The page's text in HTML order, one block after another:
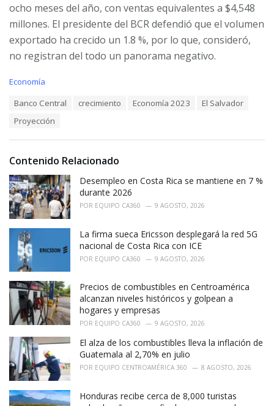
ocho meses del año, con ventas equivalentes a $4,548
millones. El presidente del BCR defendió que el volumen
exportado ha crecido un 1.8 %, por lo que, consideró,
no registran del todo un panorama negativo.
C
i
s
:
Economía
Banco Central crecimiento Economía 2023
El Salvador
Proyección
Contenido Relacionado
Desempleo en Costa Rica se mantiene en 7 %
durante 2026
POR EQUIPO CA360 9 AGOSTO, 2026
La firma sueca Ericsson desplegará la red 5G
nacional de Costa Rica con ICE
POR EQUIPO CA360 9 AGOSTO, 2026
Precios de combustibles en Centroamérica
alcanzan niveles históricos y golpean a
hogares y empresas
POR EQUIPO CA360 9 AGOSTO, 2026
El alza de los combustibles lleva la inflación de
Guatemala al 2,70% en julio
POR EQUIPO CENTROAMÉRICA 360 8 AGOSTO, 2026
Honduras recibe cerca de 8,000 turistas